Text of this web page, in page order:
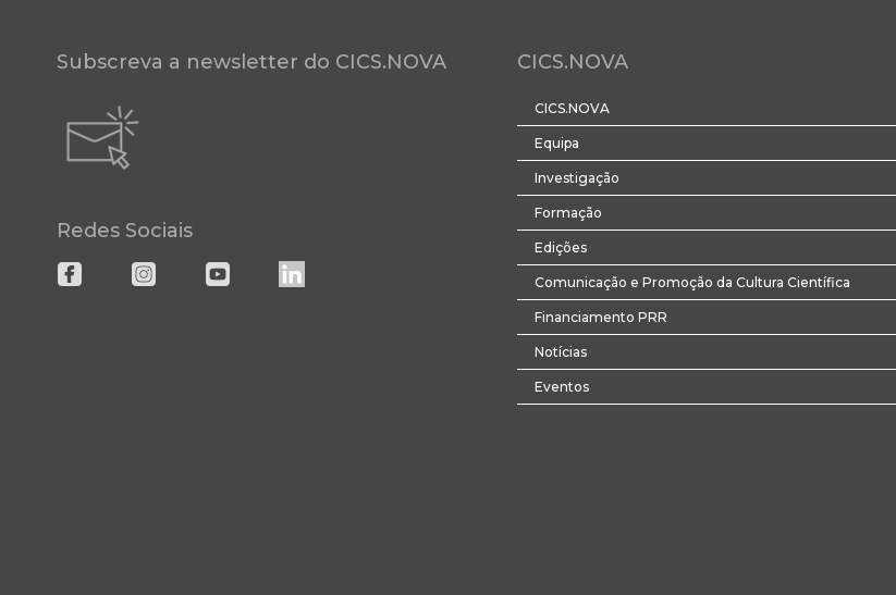
Subscreva a newsletter do CICS.NOVA
Redes Sociais
CICS.NOVA
CICS.NOVA
Equipa
Investigação
Formação
Edições
Comunicação e Promoção da Cultura Científica
Financiamento PRR
Notícias
Eventos